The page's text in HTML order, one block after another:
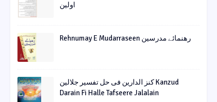
اولین
Rehnumay E Mudarraseen رهنمائے مدرسین
کنز الدارین فی حل تفسیر جلالین Kanzud
Darain Fi Halle Tafseere Jalalain